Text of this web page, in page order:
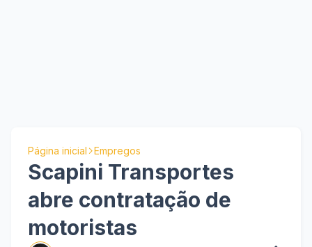
Página inicial Empregos
Scapini Transportes
abre contratação de
motoristas